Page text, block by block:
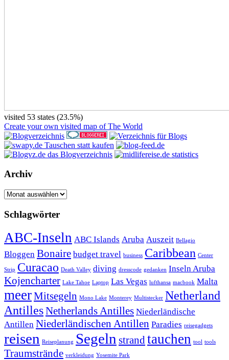
visited 53 states (23.5%)
Create your own visited map of The World
Archiv
Archiv
Schlagwörter
ABC-Inseln ABC Islands Aruba Auszeit Bellagio
Bloggen Bonaire budget travel business Caribbean Center
Strip Curacao Death Valley diving dresscode gedanken Inseln Aruba
Kojencharter Lake Tahoe Laptop Las Vegas lufthansa macbook Malta
meerMitsegeln Mono Lake Monterey Multistecker Netherland
AntillesNetherlands Antilles Niederländische
Antillen Niederländischen Antillen Paradies reisegadgets
reisen Reiseplanung Segeln strand tauchen tool tools
Traumstrände verkleidung Yosemite Park